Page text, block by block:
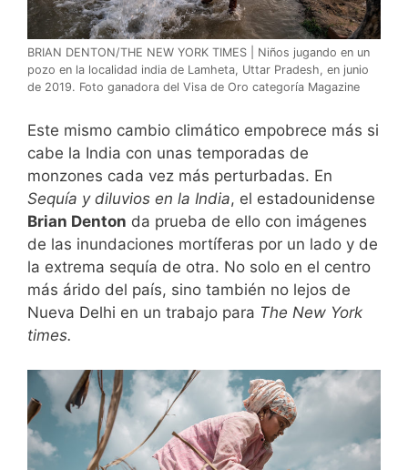
BRIAN DENTON/THE NEW YORK TIMES | Niños jugando en un
pozo en la localidad india de Lamheta, Uttar Pradesh, en junio
de 2019. Foto ganadora del Visa de Oro categoría Magazine
Este mismo cambio climático empobrece más si
cabe la India con unas temporadas de
monzones cada vez más perturbadas. En
Sequía y diluvios en la India, el estadounidense
Brian Denton da prueba de ello con imágenes
de las inundaciones mortíferas por un lado y de
la extrema sequía de otra. No solo en el centro
más árido del país, sino también no lejos de
Nueva Delhi en un trabajo para The New York
times.